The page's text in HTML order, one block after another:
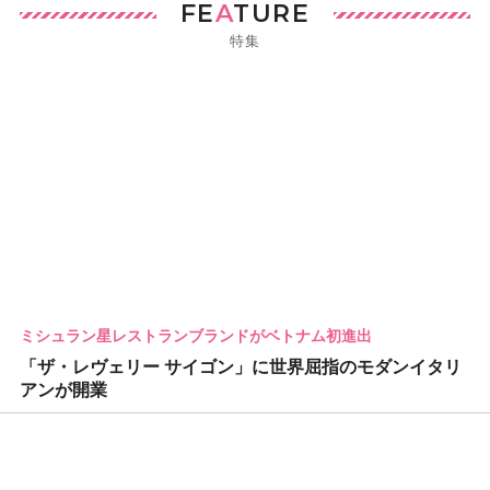
FEATURE
特集
ミシュラン星レストランブランドがベトナム初進出
「ザ・レヴェリー サイゴン」に世界屈指のモダンイタリ
アンが開業